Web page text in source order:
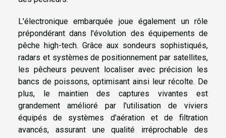
L'électronique embarquée joue également un rôle
prépondérant dans l'évolution des équipements de
pêche high-tech. Grâce aux sondeurs sophistiqués,
radars et systèmes de positionnement par satellites,
les pêcheurs peuvent localiser avec précision les
bancs de poissons, optimisant ainsi leur récolte. De
plus, le maintien des captures vivantes est
grandement amélioré par l'utilisation de viviers
équipés de systèmes d'aération et de filtration
avancés, assurant une qualité irréprochable des